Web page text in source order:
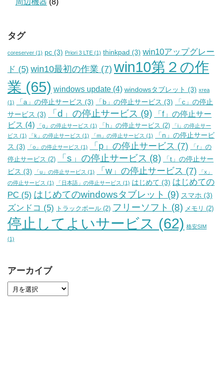
周辺機器 (8)
タグ
coreserver (1) pc (3) Priori 3 LTE (1) thinkpad (3) win10アップグレー
ド (5) win10最初の作業 (7) win10第２の作
業 (65) windows update (4) windowsタブレット (3) xrea
(1) 「a」の停止サービス (3) 「b」の停止サービス (3)
「c」の停止
サービス (3) 「d」の停止サービス (9)
「f」の停止サー
ビス (4) 「g」の停止サービス (1) 「h」の停止サービス (2)
「i」の停止サー
ビス (1) 「k」の停止サービス (1) 「m」の停止サービス (1)
「n」の停止サービ
ス (3) 「o」の停止サービス (1) 「p」の停止サービス (7)
「r」の
停止サービス (2) 「s」の停止サービス (8)
「t」の停止サー
ビス (3) 「u」の停止サービス (1) 「w」の停止サービス (7)
「x」
の停止サービス (1) 「日本語」の停止サービス (1) はじめて (3) はじめての
PC (5) はじめてのwindowsタブレット (9) スマホ (3)
ズンドコ (5) トラックボール (2) フリーソフト (8) メモリ (2)
停止してよいサービス (62) 格安SIM
(1)
アーカイブ